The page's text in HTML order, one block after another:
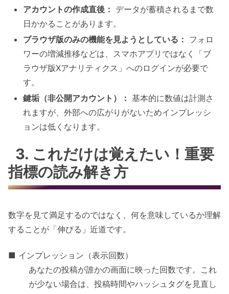
アカウントの作成直後： データが蓄積されるまで数
日かかることがあります。
ブラウザ版のみの機能を見ようとしている： フォロ
ワーの増減推移などは、スマホアプリではなく「ブ
ラウザ版Xアナリティクス」へのログインが必要で
す。
鍵垢（非公開アカウント）： 基本的に数値は計測さ
れますが、外部への広がりがないためインプレッシ
ョンは低くなります。
3. これだけは覚えたい！重要
指標の読み解き方
数字を見て満足するのではなく、何を意味しているか理解
することが「伸びる」近道です。
■ インプレッション（表示回数）
あなたの投稿が誰かの画面に映った回数です。これ
が少ない場合は、投稿時間やハッシュタグを見直し